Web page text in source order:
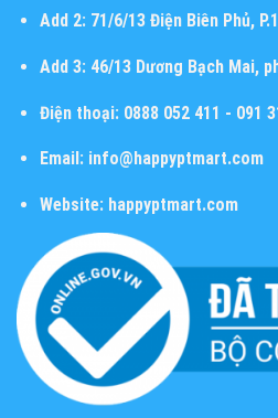
Add 2:71/6/13 Điện Biên Phủ,
Add 3:46/13 Dương Bạch Mai,
Điện thoại:0888 052 411 - 091
Email:info@happyptmart.com
Website: happyptmart.com